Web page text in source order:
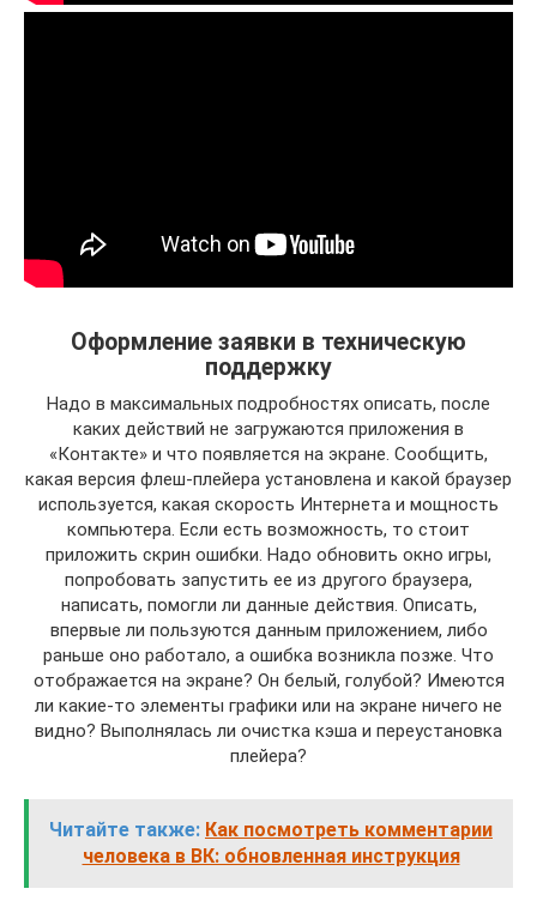
Оформление заявки в техническую
поддержку
Надо в максимальных подробностях описать, после
каких действий не загружаются приложения в
«Контакте» и что появляется на экране. Сообщить,
какая версия флеш-плейера установлена и какой браузер
используется, какая скорость Интернета и мощность
компьютера. Если есть возможность, то стоит
приложить скрин ошибки. Надо обновить окно игры,
попробовать запустить ее из другого браузера,
написать, помогли ли данные действия. Описать,
впервые ли пользуются данным приложением, либо
раньше оно работало, а ошибка возникла позже. Что
отображается на экране? Он белый, голубой? Имеются
ли какие-то элементы графики или на экране ничего не
видно? Выполнялась ли очистка кэша и переустановка
плейера?
Читайте также: Как посмотреть комментарии
человека в ВК: обновленная инструкция